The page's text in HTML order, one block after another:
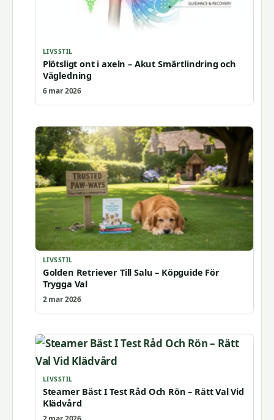
LIVSSTIL
Plötsligt ont i axeln – Akut Smärtlindring och
Vägledning
6 mar 2026
LIVSSTIL
Golden Retriever Till Salu – Köpguide För
Trygga Val
2 mar 2026
LIVSSTIL
Steamer Bäst I Test Råd Och Rön – Rätt Val Vid
Klädvård